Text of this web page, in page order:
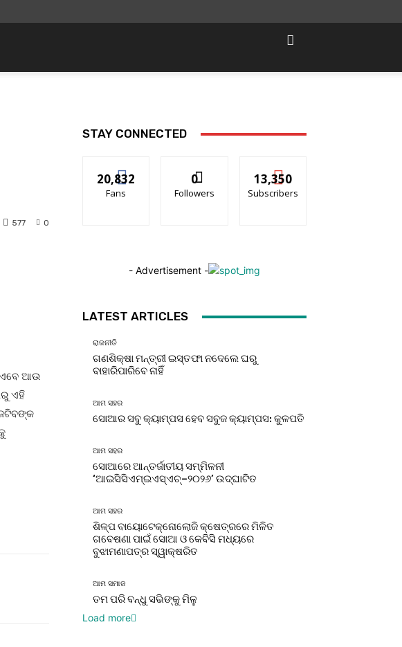
0
577
ଏବେ ଆଉ
ଏହି
STAY CONNECTED
20,832
Fans
0
Followers
13,350
Subscribers
- Advertisement -
LATEST ARTICLES
ରାଜନୀତି
ଗଣଶିକ୍ଷା ମନ୍ତ୍ରୀ ଇସ୍ତଫା ନଦେଲେ ଘରୁ
ବାହାରିପାରିବେ ନାହିଁ
ଆମ ସହର
ସୋଆର ସବୁ କ୍ୟାମ୍ପସ ହେବ ସବୁଜ କ୍ୟାମ୍ପସ: କୁଳପତି
ଆମ ସହର
ସୋଆରେ ଆନ୍ତର୍ଜାତୀୟ ସମ୍ମିଳନୀ
‘ଆଇସିସିଏମ୍‌ଇଏସ୍‌ଏଚ୍‌–୨୦୨୬’ ଉଦ୍‌ଘାଟିତ
ଆମ ସହର
ଶିଳ୍ପ ବାୟୋଟେକ୍ନୋଲୋଜି କ୍ଷେତ୍ରରେ ମିଳିତ
ଗବେଷଣା ପାଇଁ ସୋଆ ଓ କେବିସି ମଧ୍ୟରେ
ବୁଝାମଣାପତ୍ର ସ୍ୱାକ୍ଷରିତ
ଆମ ସମାଜ
ତମ ପରି ବନ୍ଧୁ ସଭିଙ୍କୁ ମିଳୁ
Load more